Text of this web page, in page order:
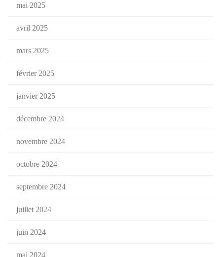
mai 2025
avril 2025
mars 2025
février 2025
janvier 2025
décembre 2024
novembre 2024
octobre 2024
septembre 2024
juillet 2024
juin 2024
mai 2024